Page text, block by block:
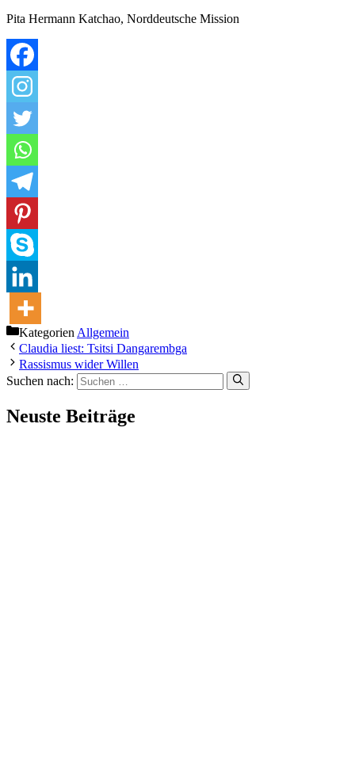
Pita Hermann Katchao, Norddeutsche Mission
KategorienAllgemein
Claudia liest: Tsitsi Dangarembga
Rassismus wider Willen
Suchen nach:
Neuste Beiträge